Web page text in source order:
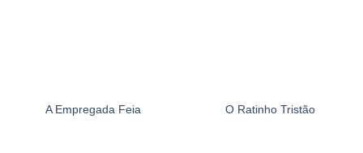
A Empregada Feia O Ratinho Tristão